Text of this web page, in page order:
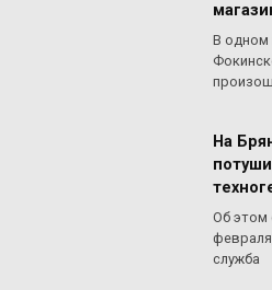
В одном
На
Об этом
служба